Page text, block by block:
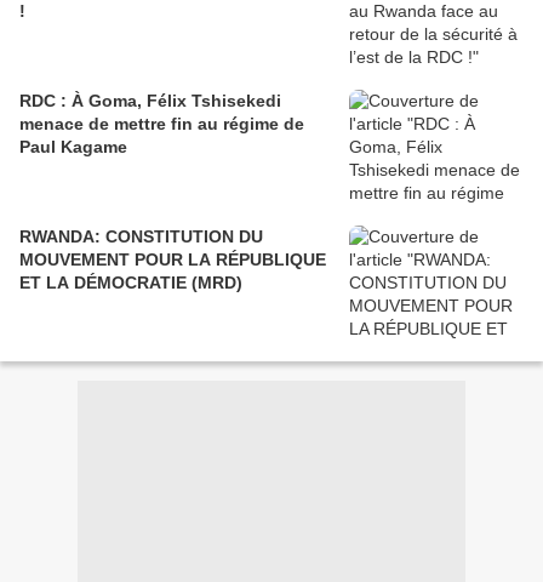
!
RDC : À Goma, Félix Tshisekedi
menace de mettre fin au régime de
Paul Kagame
RWANDA: CONSTITUTION DU
MOUVEMENT POUR LA RÉPUBLIQUE
ET LA DÉMOCRATIE (MRD)